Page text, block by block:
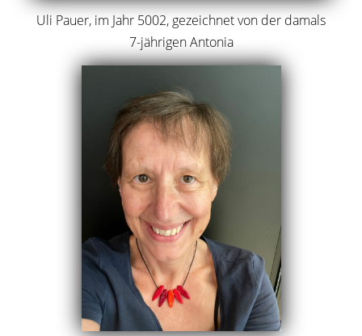
Uli Pauer, im Jahr 5002, gezeichnet von der damals
7-jährigen Antonia